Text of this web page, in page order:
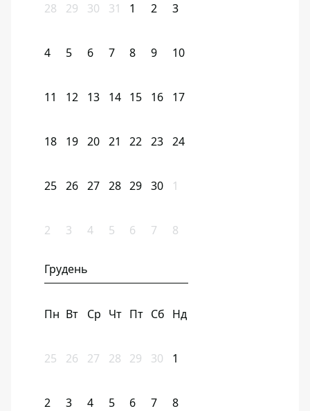
28 29 30 31 1 2 3
4 5 6 7 8 9 10
11 12 13 14 15 16 17
18 19 20 21 22 23 24
25 26 27 28 29 30 1
2 3 4 5 6 7 8
Грудень
Пн Вт Ср Чт Пт Сб Нд
25 26 27 28 29 30 1
2 3 4 5 6 7 8